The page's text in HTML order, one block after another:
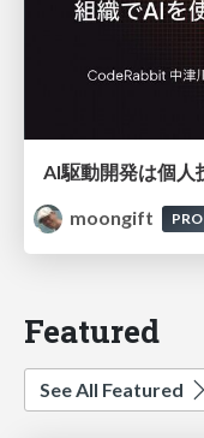
moongift
PRO
Featured
See All Featured